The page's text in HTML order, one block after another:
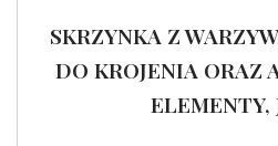
SKRZYNKA Z
DO KROJENIA ORAZ
ELEMENTY,